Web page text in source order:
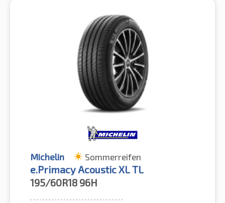
Michelin Sommerreifen
e.Primacy Acoustic XL TL
195/60R18 96H